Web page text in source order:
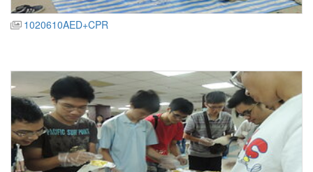
1020610AED+CPR